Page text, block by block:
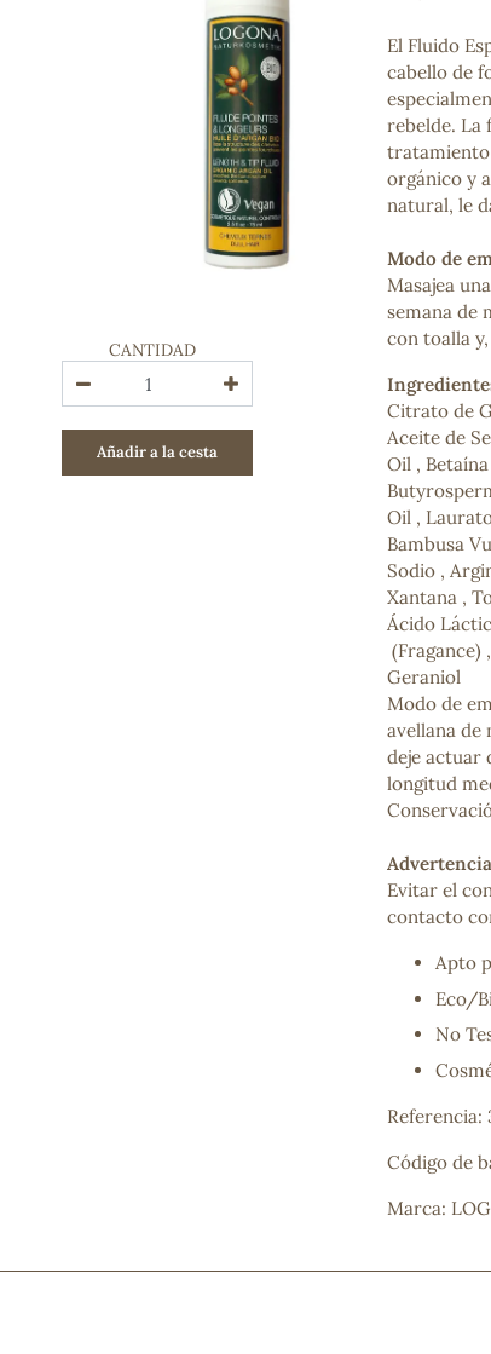
Bienestar emocional
Circulatorio, colesterol y glucosa
COSMÉTICA E HIGIENE PERSONAL
Cremas, lociones y aceites corporales
Hombre
Higiene personal
Labiales
CANTIDAD
Añadir a la cesta
El Fluido
cabello de
rebelde. La
tratamiento
orgánico y
natural, le
Modo de
Masajea
semana de
con toalla
Citrato de
Aceite de
Oil ,
Oil ,
Bambusa
Sodio ,
Xantana ,
Ácido
Geraniol
Modo de
avellana de
deje actuar
longitud
Evitar el
contacto
Apto
Eco/
No
Referencia:
Código de
Marca: